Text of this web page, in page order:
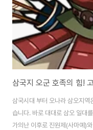
삼국지 오군 호족의 힘!
삼국시대 부터 오나라 삼오지역
습니다. 바로 대대로 삼오 일대
가의난 이후로 진원제(사마예)